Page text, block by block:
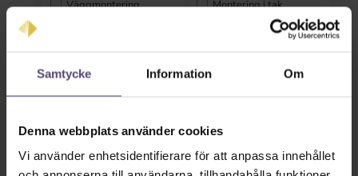
Samtycke Information Om
Denna webbplats använder cookies
Vi använder enhetsidentifierare för att anpassa innehållet
Väggmontering Montering i tak
Mått och dimensioner